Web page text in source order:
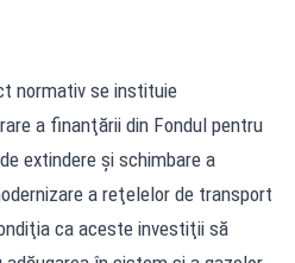
normativ se instituie
a finanţării din Fondul pentru
extindere şi schimbare a
a reţelelor de transport
ca aceste investiţii să